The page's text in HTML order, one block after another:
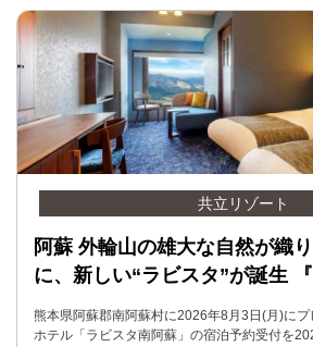
共立リゾート
阿蘇 外輪山の雄大な自然が織
に、新しい“ラビスタ”が誕生
熊本県阿蘇郡南阿蘇村に2026年8月3日(月)にプ
ホテル「ラビスタ南阿蘇」の宿泊予約受付を